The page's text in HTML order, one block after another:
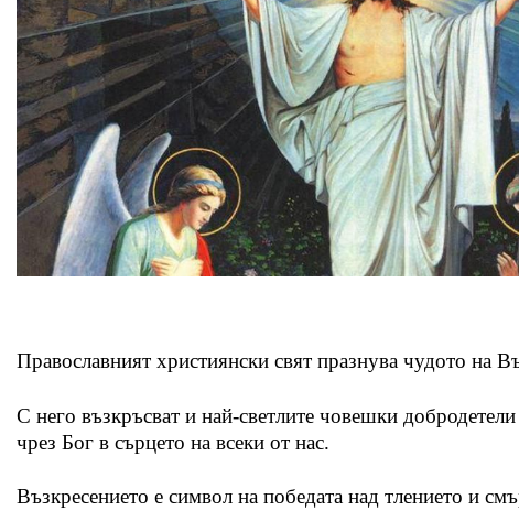
Православният християнски свят празнува чудото на
С него възкръсват и най-светлите човешки
чрез Бог в сърцето на всеки от нас.
Възкресението е символ на победата над тлението и